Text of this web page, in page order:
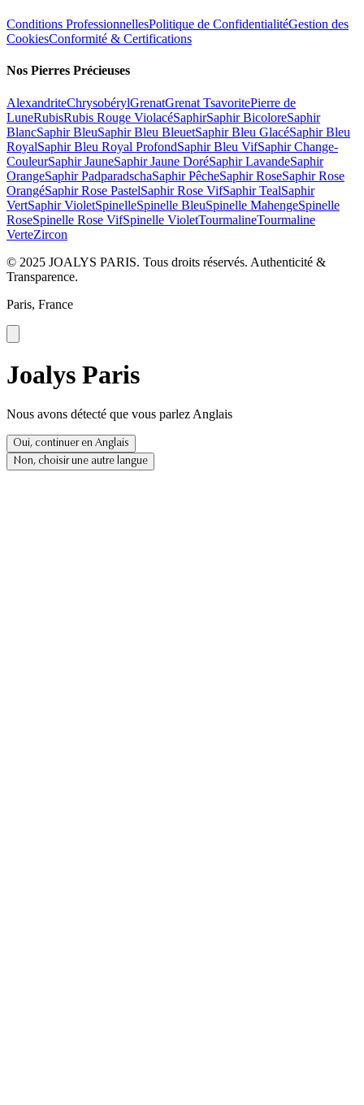
Conditions ProfessionnellesPolitique de ConfidentialitéGestion des
CookiesConformité & Certifications
Nos Pierres Précieuses
AlexandriteChrysobérylGrenatGrenat TsavoritePierre de
LuneRubisRubis Rouge ViolacéSaphirSaphir BicoloreSaphir
BlancSaphir BleuSaphir Bleu BleuetSaphir Bleu GlacéSaphir Bleu
RoyalSaphir Bleu Royal ProfondSaphir Bleu VifSaphir Change-
CouleurSaphir JauneSaphir Jaune DoréSaphir LavandeSaphir
OrangeSaphir PadparadschaSaphir PêcheSaphir RoseSaphir Rose
OrangéSaphir Rose PastelSaphir Rose VifSaphir TealSaphir
VertSaphir VioletSpinelleSpinelle BleuSpinelle MahengeSpinelle
RoseSpinelle Rose VifSpinelle VioletTourmalineTourmaline
VerteZircon
© 2025 JOALYS PARIS. Tous droits réservés. Authenticité &
Transparence.
Paris, France
Joalys Paris
Nous avons détecté que vous parlez Anglais
Oui, continuer en Anglais
Non, choisir une autre langue